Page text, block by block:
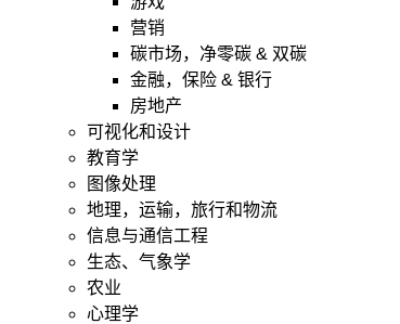
营销
碳市场，净零碳 & 双碳
金融，保险 & 银行
房地产
可视化和设计
教育学
图像处理
地理，运输，旅行和物流
信息与通信工程
生态、气象学
农业
心理学